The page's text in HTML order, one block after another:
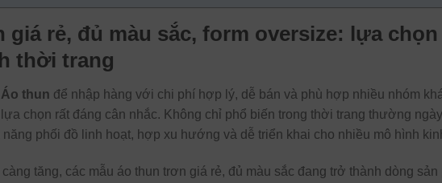
giá rẻ, đủ màu sắc, form oversize: lựa
thời trang
Áo thun để nhập hàng với chi phí hợp lý, dễ bán và phù hợp nhiều nhóm
chọn rất đáng cân nhắc. Không chỉ phổ biến trong thời trang thường
phối đồ linh hoạt, hợp xu hướng và dễ triển khai cho nhiều mô hình
tăng, các mẫu áo thun trơn giá rẻ, đủ màu sắc đang trở thành dòng sản